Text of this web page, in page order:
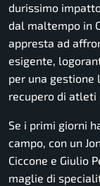
durissimo
dal maltempo in
appresta ad
esigente,
per una
recupero di atleti
Se i primi giorni
campo, con un
Ciccone e Giulio
maglie di